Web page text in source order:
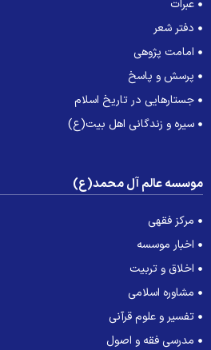
عبرات
دفتر شعر
امامت پژوهی
پرسش و پاسخ
جستارهایی در تاریخ اسلام
سیره و زندگانی اهل بیت(ع)
عالم آل محمد(ع)
مرکز فقهی
اخبار موسسه
اخلاق و تربیت
مشاوره اسلامی
تفسیر و علوم قرآنی
مدرسی فقه و اصول